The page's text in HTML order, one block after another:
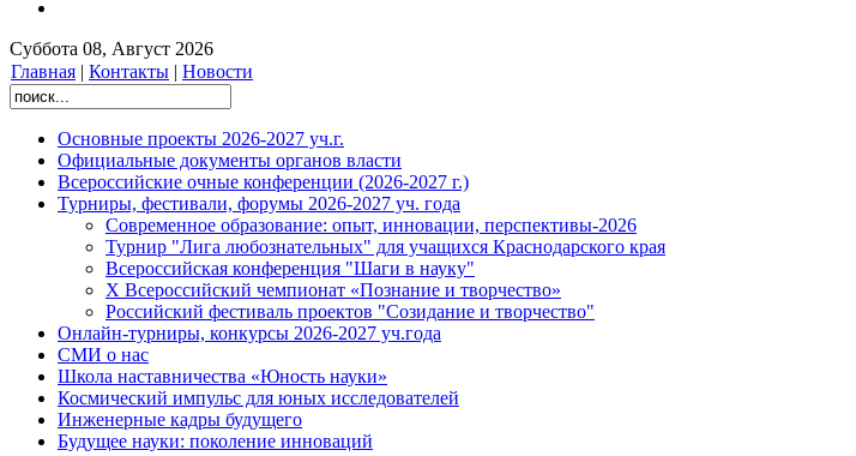
Суббота 08, Август 2026
Главная | Контакты | Новости
Основные проекты 2026-2027 уч.г.
Официальные документы органов власти
Всероссийские очные конференции (2026-2027 г.)
Турниры, фестивали, форумы 2026-2027 уч. года
Современное образование: опыт, инновации, перспективы-2026
Турнир "Лига любознательных" для учащихся Краснодарского края
Всероссийская конференция "Шаги в науку"
X Всероссийский чемпионат «Познание и творчество»
Российский фестиваль проектов "Созидание и творчество"
Онлайн-турниры, конкурсы 2026-2027 уч.года
СМИ о нас
Школа наставничества «Юность науки»
Космический импульс для юных исследователей
Инженерные кадры будущего
Будущее науки: поколение инноваций